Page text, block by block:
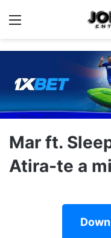
Menu
Mar ft.
Atira-te a